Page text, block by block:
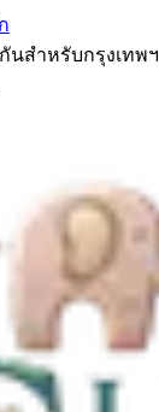
นสำหรับกรุงเทพฯ